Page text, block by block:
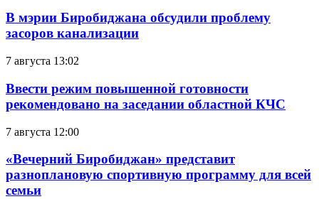
В мэрии Биробиджана обсудили проблему
засоров канализации
7 августа 13:02
Ввести режим повышенной готовности
рекомендовано на заседании областной КЧС
7 августа 12:00
«Вечерний Биробиджан» представит
разноплановую спортивную программу для всей
семьи